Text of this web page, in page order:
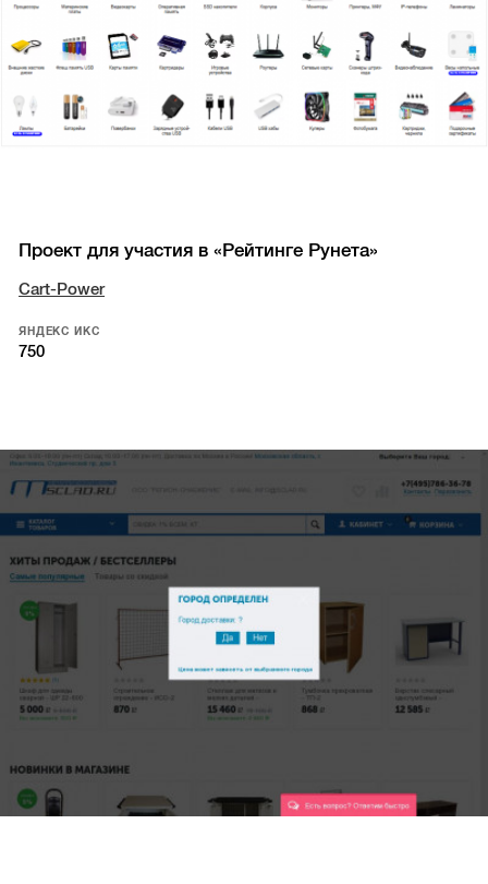
Проект для участия в «Рейтинге Рунета»
Cart-Power
ЯНДЕКС ИКС
750